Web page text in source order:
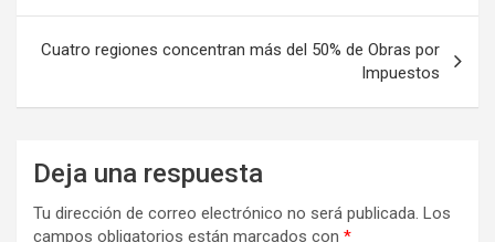
entradas
Cuatro regiones concentran más del 50% de Obras por
Impuestos
Deja una respuesta
Tu dirección de correo electrónico no será publicada. Los
campos obligatorios están marcados con *